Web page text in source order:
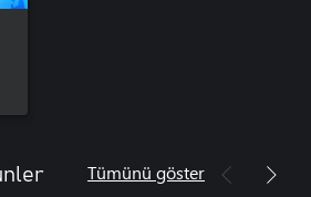
Tümünü göster